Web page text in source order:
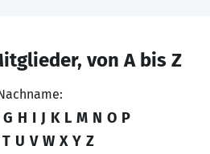
von A bis Z
G H I J K L M N O P
T U V W X Y Z